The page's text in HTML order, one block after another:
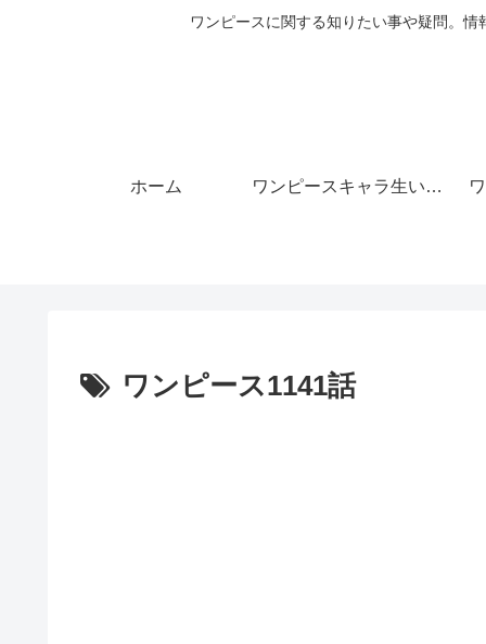
ワンピースに関する知りたい事や疑問。
ホーム ワンピースキャラ生い立ち
ワンピース1141話